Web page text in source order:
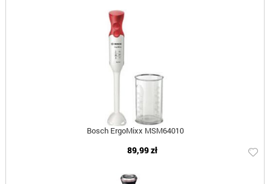
Bosch ErgoMixx MSM64010
89,99 zł